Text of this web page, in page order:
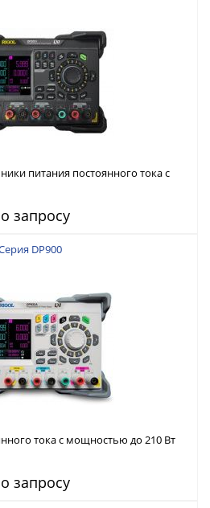
питания постоянного тока с
запросу
DP900
тока с мощностью до 210 Вт
запросу